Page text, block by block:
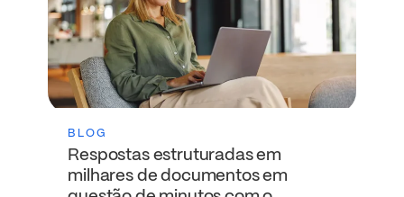
BLOG
Respostas estruturadas em
milhares de documentos em